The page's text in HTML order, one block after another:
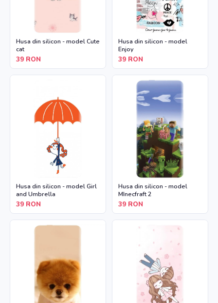
Husa din silicon - model Cute
cat
39 RON
Husa din silicon - model
Enjoy
39 RON
Husa din silicon - model Girl
and Umbrella
39 RON
Husa din silicon - model
MInecfraft 2
39 RON